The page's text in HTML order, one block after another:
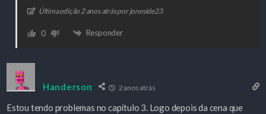
Última edição 2 anos atrás por joneside23
0 Responder
Handerson 2 anos atrás
Estou tendo problemas no capítulo 3. Logo depois da cena que